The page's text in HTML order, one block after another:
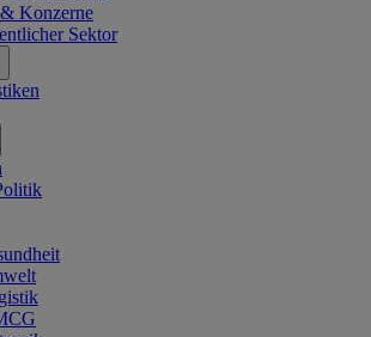
Konzerne
Sektor